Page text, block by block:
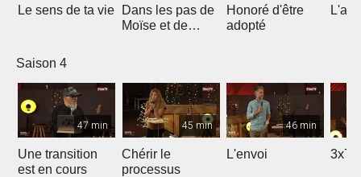
Le sens de ta vie
Dans les pas de
Moïse et de
Honoré d'être
adopté
Saison 4
47 min
Une transition
est en cours
45 min
Chérir le
processus
46 min
L'envoi 3x7